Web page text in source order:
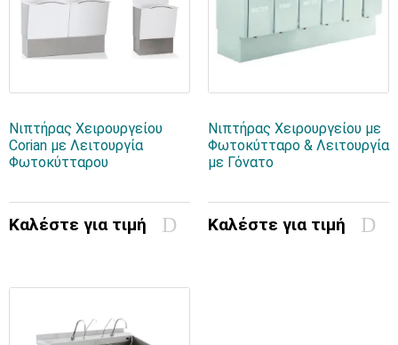
Νιπτήρας Χειρουργείου
Corian με Λειτουργία
Φωτοκύτταρου
Καλέστε για τιμή
Νιπτήρας Χειρουργείου με
Φωτοκύτταρο & Λειτουργία
με Γόνατο
Καλέστε για τιμή